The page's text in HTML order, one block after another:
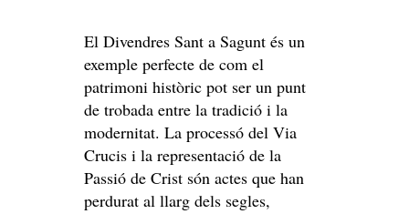
El Divendres Sant a Sagunt és un
exemple perfecte de com el
patrimoni històric pot ser un punt
de trobada entre la tradició i la
modernitat. La processó del Via
Crucis i la representació de la
Passió de Crist són actes que han
perdurat al llarg dels segles,